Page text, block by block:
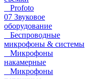
Profoto
07 Звуковое
оборудование
Беспроводные
микрофоны & системы
Микрофоны
накамерные
Микрофоны